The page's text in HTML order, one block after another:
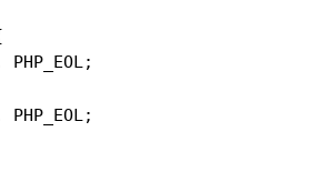
PHP_EOL;
PHP_EOL;